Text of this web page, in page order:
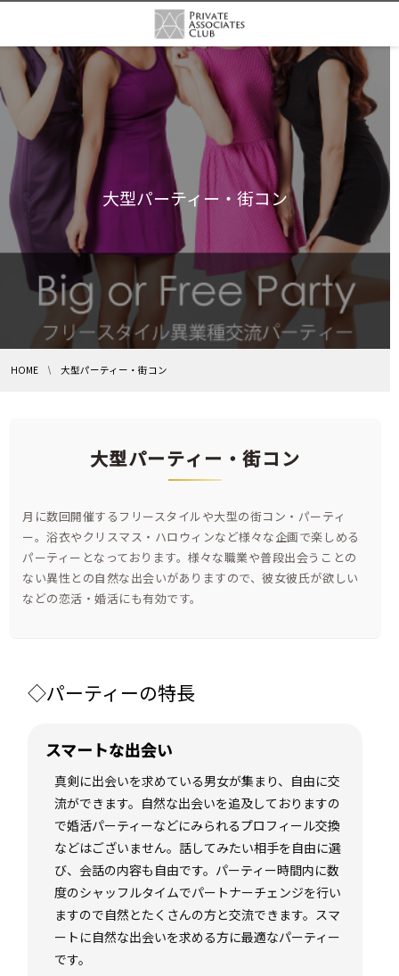
大型パーティー・街コン
HOME 大型パーティー・街コン
大型パーティー・街コン
月に数回開催するフリースタイルや大型の街コン・パーティ
ー。浴衣やクリスマス・ハロウィンなど様々な企画で楽しめる
パーティーとなっております。様々な職業や普段出会うことの
ない異性との自然な出会いがありますので、彼女彼氏が欲しい
などの恋活・婚活にも有効です。
◇パーティーの特長
スマートな出会い
真剣に出会いを求めている男女が集まり、自由に交
流ができます。自然な出会いを追及しておりますの
で婚活パーティーなどにみられるプロフィール交換
などはございません。話してみたい相手を自由に選
び、会話の内容も自由です。パーティー時間内に数
度のシャッフルタイムでパートナーチェンジを行い
ますので自然とたくさんの方と交流できます。スマ
ートに自然な出会いを求める方に最適なパーティー
です。